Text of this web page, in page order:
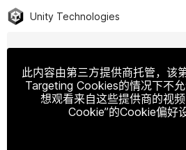
Unity Technologies
此内容由第三方提供商托管，该
Targeting Cookies的情况下不
想观看来自这些提供商的视
Cookie”的Cookie偏好设